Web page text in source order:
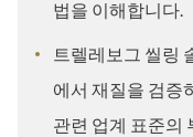
법을 이해합니다.
트렐레보그 씰링
에서 재질을 검증
관련 업계 표준의